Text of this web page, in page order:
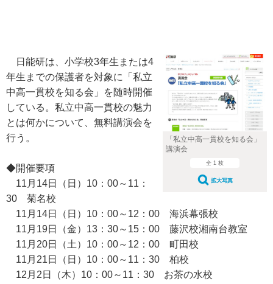
「私立中高一貫校を知る会」
講演会
全 1 枚
拡大写真
日能研は、小学校3年生または4
年生までの保護者を対象に「私立
中高一貫校を知る会」を随時開催
している。私立中高一貫校の魅力
とは何かについて、無料講演会を
行う。
◆開催要項
11月14日（日）10：00～11：
30 菊名校
11月14日（日）10：00～12：00 海浜幕張校
11月19日（金）13：30～15：00 藤沢校湘南台教室
11月20日（土）10：00～12：00 町田校
11月21日（日）10：00～11：30 柏校
12月2日（木）10：00～11：30 お茶の水校